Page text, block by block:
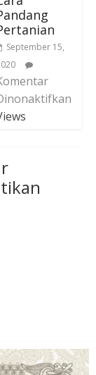
September 15,